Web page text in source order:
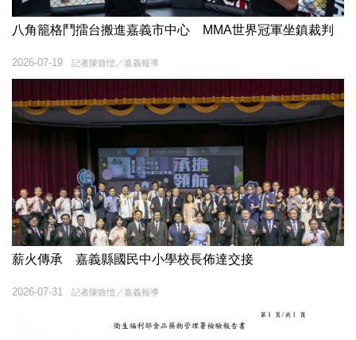
八角籠格鬥擂台搬進嘉義市中心 MMA世界冠軍坐鎮裁判
記者陳致愷／嘉義報導
2026-07-19
薪火傳承 嘉義縣國民中小學校長佈達交接
記者陳致愷／嘉義報導
2026-07-31